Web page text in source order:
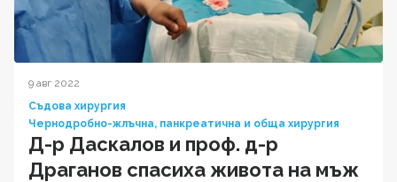
9 авг 2022
Съдова хирургия
Чернодробно-жлъчна, панкреатична и обща хирургия
Д-р Даскалов и проф. д-р
Драганов спасиха живота на мъж